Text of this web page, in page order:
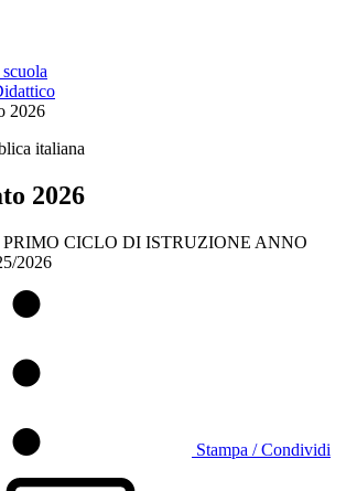
2026
2026
CICLO DI ISTRUZIONE ANNO
2026
Stampa / Condividi